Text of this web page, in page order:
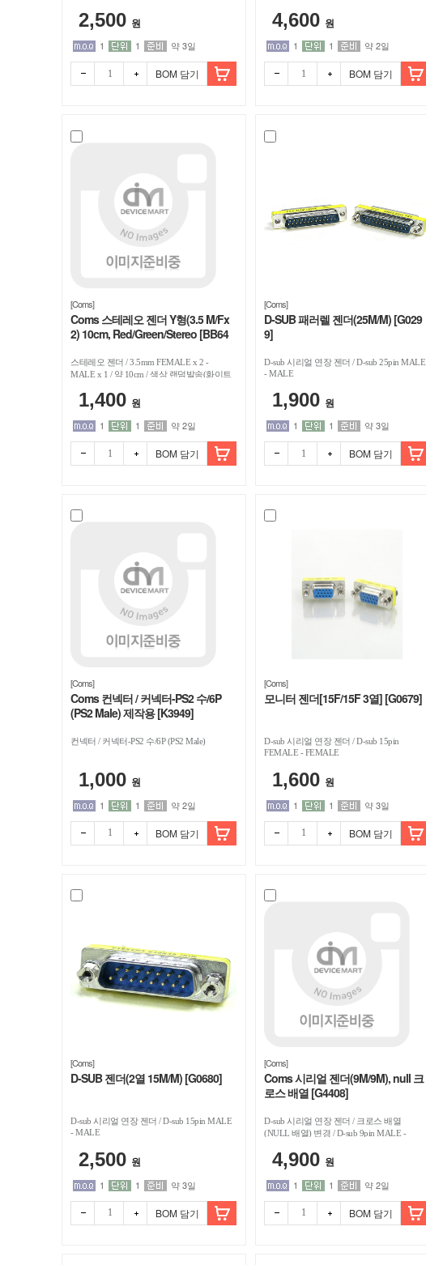
빼기 더하 빼기 더하
14.6mm
2,500 원
1 1 약 3일
빼기 더하
BOM 담기
4,600 원
1 1 약 2일
빼기 더하
BOM 담기
[Coms]
Coms 스테레오 젠더 Y형(3.5 M/Fx
2) 10cm, Red/Green/Stereo [BB64
스테레오 젠더 / 3.5mm FEMALE x 2 -
MALE x 1 / 약 10cm / 색상 랜덤발송(화이트
1,400 원
1 1 약 2일
빼기 더하
BOM 담기
[Coms]
D-SUB 패러렐 젠더(25M/M) [G029
9]
D-sub 시리얼 연장 젠더 / D-sub 25pin MALE
- MALE
1,900 원
1 1 약 3일
빼기 더하
BOM 담기
[Coms]
Coms 컨넥터 / 커넥터-PS2 수/6P
(PS2 Male) 제작용 [K3949]
컨넥터 / 커넥터-PS2 수/6P (PS2 Male)
1,000 원
1 1 약 2일
빼기 더하
BOM 담기
[Coms]
모니터 젠더[15F/15F 3열] [G0679]
D-sub 시리얼 연장 젠더 / D-sub 15pin
FEMALE - FEMALE
1,600 원
1 1 약 3일
빼기 더하
BOM 담기
[Coms]
D-SUB 젠더(2열 15M/M) [G0680]
D-sub 시리얼 연장 젠더 / D-sub 15pin MALE
- MALE
2,500 원
1 1 약 3일
BOM 담기
[Coms]
Coms 시리얼 젠더(9M/9M), null 크
로스 배열 [G4408]
D-sub 시리얼 연장 젠더 / 크로스 배열
(NULL 배열) 변경 / D-sub 9pin MALE -
4,900 원
1 1 약 2일
BOM 담기